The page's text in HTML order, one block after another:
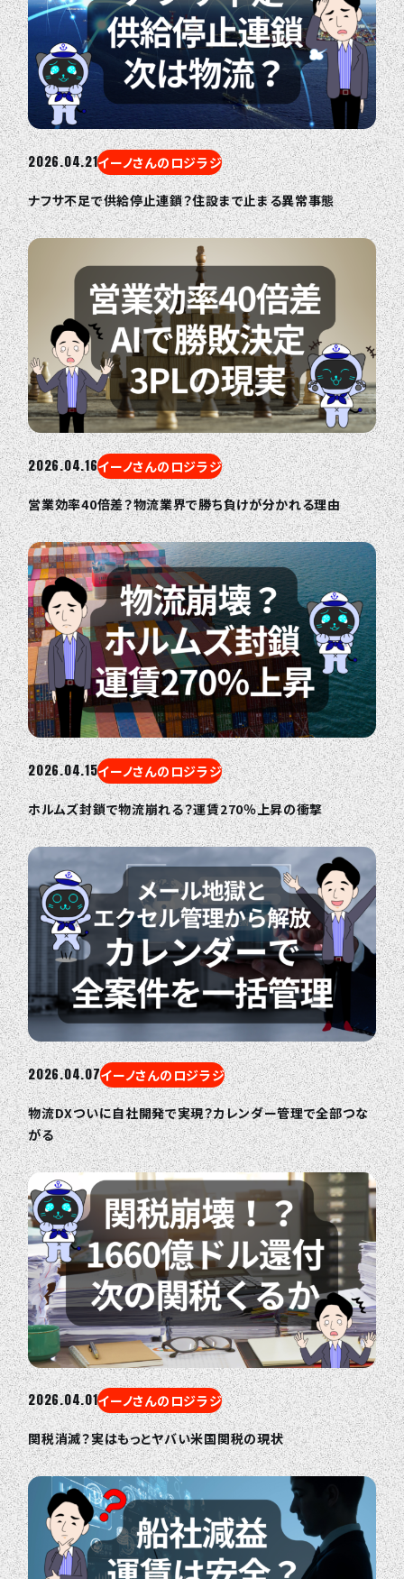
2026.04.21イーノさんのロジラジ
ナフサ不足で供給停止連鎖？住設まで止まる異常事態
2026.04.16イーノさんのロジラジ
営業効率40倍差？物流業界で勝ち負けが分かれる理由
2026.04.15イーノさんのロジラジ
ホルムズ封鎖で物流崩れる？運賃270％上昇の衝撃
2026.04.07イーノさんのロジラジ
物流DXついに自社開発で実現？カレンダー管理で全部つな
がる
2026.04.01イーノさんのロジラジ
関税消滅？実はもっとヤバい米国関税の現状